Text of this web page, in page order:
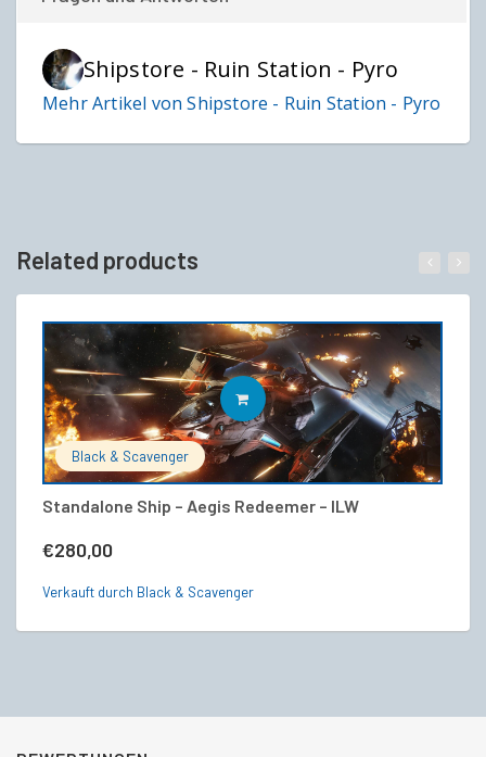
Shipstore - Ruin Station - Pyro
Mehr Artikel von Shipstore - Ruin Station - Pyro
Related products
Black & Scavenger
Standalone Ship – Aegis Redeemer – ILW
€280,00
IN DEN WARENKORB
Verkauft durch Black & Scavenger